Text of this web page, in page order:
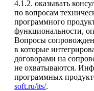
4.1.2. оказывать
по вопросам
программного
функциональности,
Вопросы
в которые
договорами на
не охватываются.
программных
soft.ru/its/.